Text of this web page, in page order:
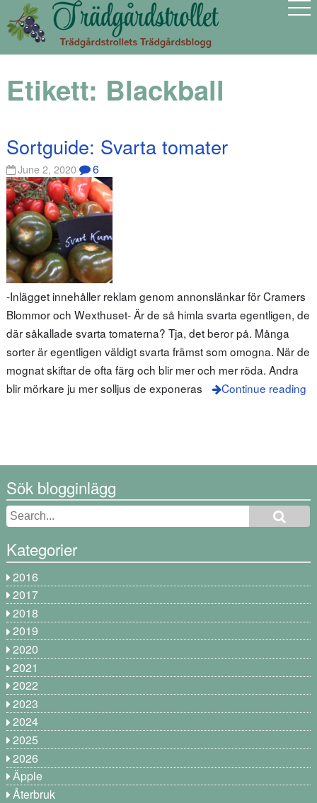
Etikett: Blackball
Sortguide: Svarta tomater
June 2, 2020 6
-Inlägget innehåller reklam genom annonslänkar för Cramers
Blommor och Wexthuset- Är de så himla svarta egentligen, de
där såkallade svarta tomaterna? Tja, det beror på. Många
sorter är egentligen väldigt svarta främst som omogna. När de
mognat skiftar de ofta färg och blir mer och mer röda. Andra
blir mörkare ju mer solljus de exponeras
Continue reading
Sök blogginlägg
Kategorier
2016
2017
2018
2019
2020
2021
2022
2023
2024
2025
2026
Äpple
Återbruk